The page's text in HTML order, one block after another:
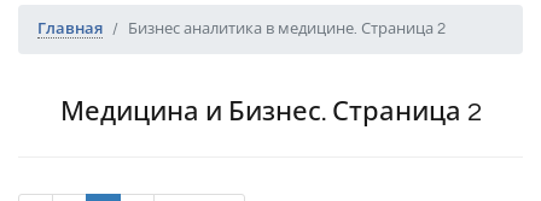
Главная Бизнес аналитика в медицине. Страница 2
Медицина и Бизнес. Страница 2